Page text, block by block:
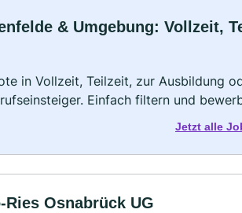
& Umgebung: Vollzeit,
in Vollzeit, Teilzeit, zur Ausbildung
Einfach filtern und
Jetzt alle
Osnabrück UG